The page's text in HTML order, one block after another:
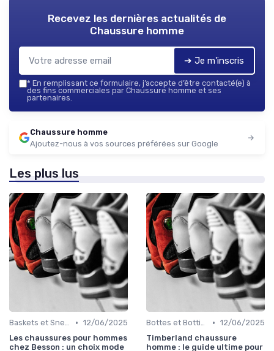
Recevez les dernières actualités de
Chaussure homme
➔ Je m'inscris
* En remplissant ce formulaire, j’accepte d’être contacté(e) à
des fins commerciales par Chaussure homme et ses
partenaires.
Chaussure homme
Ajoutez-nous à vos sources préférées sur Google
Les plus lus
Baskets et Sneakers • 12/06/2025
Les chaussures pour hommes
chez Besson : un choix mode
Bottes et Bottines • 12/06/2025
Timberland chaussure
homme : le guide ultime pour